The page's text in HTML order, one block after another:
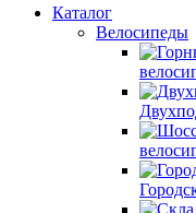
Каталог
Велосипеды